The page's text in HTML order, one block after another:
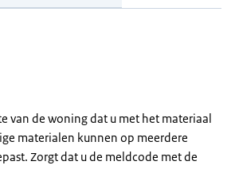
van de woning dat u met het materiaal
materialen kunnen op meerdere
Zorgt dat u de meldcode met de